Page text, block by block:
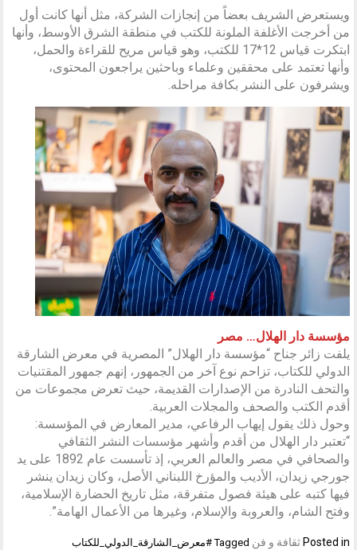
ويستعرض الشريف بعضاً من إنجازات الشركة، مثل أنها كانت أول
من أخرجت الأغلفة الملونة للكتب في منطقة الشرق الأوسط، وأنها
ابتكرت قياس 12*17 للكتب، وهو قياس مريح للقراءة والحمل،
وأنها تعتمد على محققين وعلماء وباحثين يراجعون المحتوى،
ويشرفون على النشر بكافة مراحله.
مؤسسة دار الهلال… مصر
يلفت زائر جناح “مؤسسة دار الهلال” المصرية في معرض الشارقة
الدولي للكتاب، تزاحم نوع آخر من الجمهور، إنهم جمهور المقتنيات
والتحف النادرة من الإصدارات القديمة، حيث تعرض مجموعات من
أقدم الكتب والصحف والمجلات العربية.
وحول ذلك يقول إيهاب الرفاعي، مدير المعارض في المؤسسة:
“تعتبر دار الهلال من أقدم وأشهر مؤسسات النشر الثقافي
والصحافي في مصر والعالم العربي، إذ تأسست عام 1892 على يد
جورجي زيدان، الأديب والمؤرخ اللبناني الأصل، وكان زيدان ينشر
فيها كتبه على هيئة فصول متفرقة، مثل تاريخ الحضارة الإسلامية،
وفتح الشام، والعروبة والإسلام، وغيرها من الأعمال الهامة”.
Posted in ثقافة و فن Tagged #معرض_الشارقة_الدولي_للكتاب